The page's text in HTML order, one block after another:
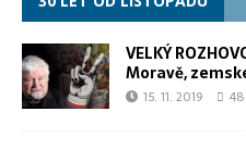
VELKÝ
Moravě,
15. 11. 2019 48